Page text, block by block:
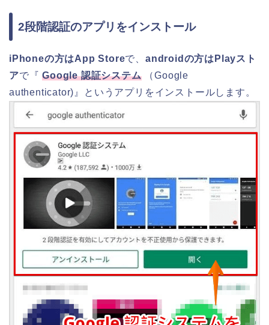
2段階認証のアプリをインストール
iPhoneの方はApp Storeで、androidの方はPlayスト
アで『Google 認証システム（Google
authenticator)』というアプリをインストールします。